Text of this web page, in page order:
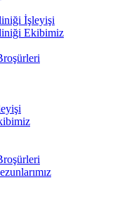
İşleyişi
Ekibimiz